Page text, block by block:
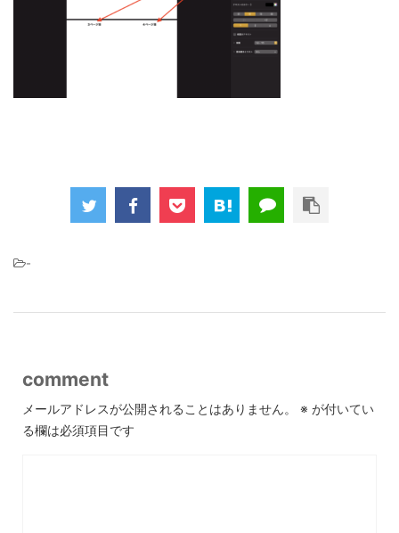
-
comment
メールアドレスが公開されることはありません。 ※ が付いてい
る欄は必須項目です